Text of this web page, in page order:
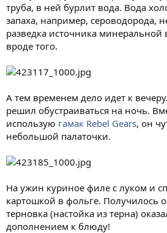
труба, в ней бурлит вода. Вода
запаха, например, сероводорода,
разведка источника минеральной
вроде того.
А тем временем дело идет к
решил обустраиваться на ночь.
использую гамак Rebel Gears, он
небольшой палаточки.
На ужин куриное филе с луком и
картошкой в фольге. Получилось
терновка (настойка из терна)
дополнением к блюду!